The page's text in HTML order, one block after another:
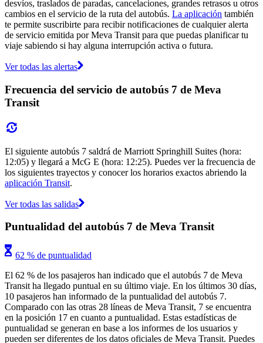
desvíos, traslados de paradas, cancelaciones, grandes retrasos u otros
cambios en el servicio de la ruta del autobús. La aplicación también
te permite suscribirte para recibir notificaciones de cualquier alerta
de servicio emitida por Meva Transit para que puedas planificar tu
viaje sabiendo si hay alguna interrupción activa o futura.
Ver todas las alertas
Frecuencia del servicio de autobús 7 de Meva
Transit
El siguiente autobús 7 saldrá de Marriott Springhill Suites (hora:
12:05) y llegará a McG E (hora: 12:25). Puedes ver la frecuencia de
los siguientes trayectos y conocer los horarios exactos abriendo la
aplicación Transit.
Ver todas las salidas
Puntualidad del autobús 7 de Meva Transit
62 % de puntualidad
El 62 % de los pasajeros han indicado que el autobús 7 de Meva
Transit ha llegado puntual en su último viaje. En los últimos 30 días,
10 pasajeros han informado de la puntualidad del autobús 7.
Comparado con las otras 28 líneas de Meva Transit, 7 se encuentra
en la posición 17 en cuanto a puntualidad. Estas estadísticas de
puntualidad se generan en base a los informes de los usuarios y
pueden ser diferentes de los datos oficiales de Meva Transit. Puedes